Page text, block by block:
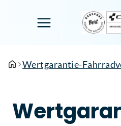
Wertgarantie-